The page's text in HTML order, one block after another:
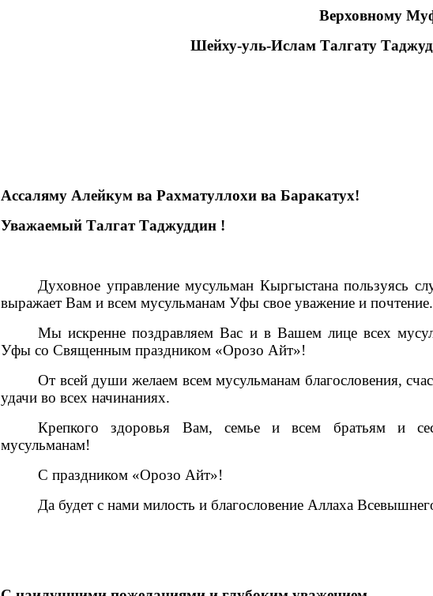
Верховному
Шейху-уль-Ислам Талгату
Ассаляму Алейкум ва Рахматуллохи ва Баракатух!
Уважаемый Талгат Таджуддин !
Духовное управление мусульман Кыргыстана пользуясь
выражает Вам и всем мусульманам Уфы свое уважение и почтение.
Мы искренне поздравляем Вас и в Вашем лице всех
Уфы со Священным праздником «Орозо Айт»!
От всей души желаем всем мусульманам благословения,
удачи во всех начинаниях.
Крепкого здоровья Вам, семье и всем братьям и
мусульманам!
С праздником «Орозо Айт»!
Да будет с нами милость и благословение Аллаха